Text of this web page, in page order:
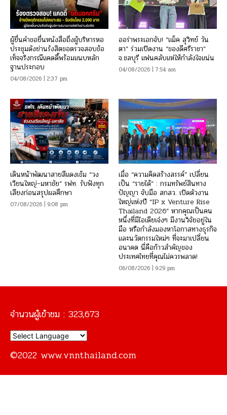
ผู้ยื่นคำขอยื่นหนังสือถึงผู้บริหารหอ
ประชุมดังย่านรังสิตขอตรวจสอบข้อ
เท็จจริงกรณีแคดดี้พร้อมแนบหลัก
ฐานประกอบ
04/08/2026 | 2:37 pm
ออร่าพระเอกจับ! “แม็ค สุวิทย์ วัน
ตา” ร่วมเปิดงาน “ของดีศรีราชา”
จ.ชลบุรี แฟนคลับแห่ให้กำลังใจแน่น
04/08/2026 | 7:54 am
เดินหน้าพัฒนาสายสีแดงเข้ม “วง
เวียนใหญ่–มหาชัย” รฟท. รับฟังทุก
เสียงก่อนสรุปผลศึกษา
07/08/2026 | 9:08 pm
เมื่อ “ความคิดสร้างสรรค์” เปลี่ยน
เป็น “รายได้” : กรมทรัพย์สินทาง
ปัญญา จับมือ สกสว. เปิดตัวงาน
ใหญ่แห่งปี “IP x Venture Rise
Thailand 2026” หากคุณเป็นคน
หนึ่งที่มีไอเดียเจ๋งๆ มีงานวิจัยอยู่ใน
มือ หรือกำลังมองหาโอกาสทางธุรกิจ
และนวัตกรรมใหม่ๆ ที่จะมาเปลี่ยน
อนาคต นี่คือก้าวสำคัญของ
ประเทศไทยที่คุณไม่ควรพลาด!
06/08/2026 | 9:29 pm
จำนวนผู้เข้าชม : 323,673
©2022 www.vnnthailand.com